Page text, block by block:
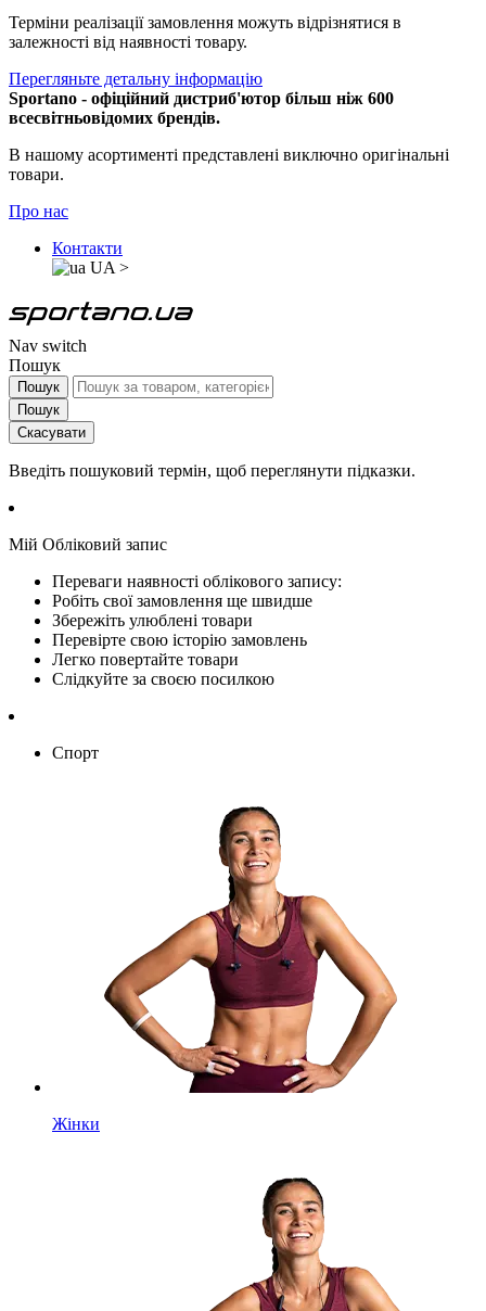
Терміни реалізації замовлення можуть відрізнятися в
залежності від наявності товару.
Перегляньте детальну інформацію
Sportano - офіційний дистриб'ютор більш ніж 600
всесвітньовідомих брендів.
В нашому асортименті представлені виключно оригінальні
товари.
Про нас
Контакти
UA >
Nav switch
Пошук
Пошук
Пошук
Скасувати
Введіть пошуковий термін, щоб переглянути підказки.
Мій Обліковий запис
Переваги наявності облікового запису:
Робіть свої замовлення ще швидше
Збережіть улюблені товари
Перевірте свою історію замовлень
Легко повертайте товари
Слідкуйте за своєю посилкою
Спорт
Жінки